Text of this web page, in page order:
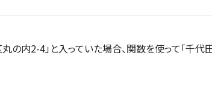
の内2-4」と入っていた場合、関数を使って「千代